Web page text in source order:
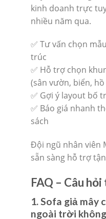
kinh doanh trực
nhiều năm qua.
✅ Tư vấn chọn
trúc
✅ Hỗ trợ chọn
(sân vườn, biển,
✅ Gợi ý layout bố
✅ Báo giá nhanh
sách
Đội ngũ nhân viên
sẵn sàng hỗ trợ
FAQ – Câu
1. Sofa giả mây
ngoài trời